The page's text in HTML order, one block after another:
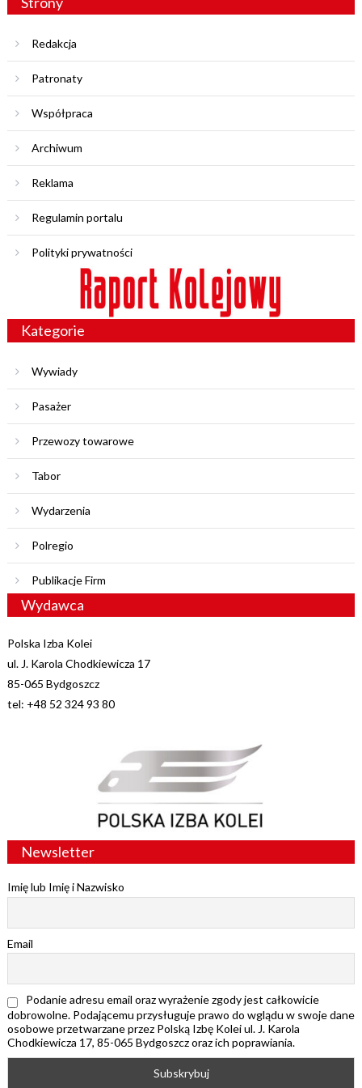
Redakcja
Patronaty
Współpraca
Archiwum
Reklama
Regulamin portalu
Polityki prywatności
Kategorie
Wywiady
Pasażer
Przewozy towarowe
Tabor
Wydarzenia
Polregio
Publikacje Firm
Wydawca
Polska Izba Kolei
ul. J. Karola Chodkiewicza 17
85-065 Bydgoszcz
tel: +48 52 324 93 80
Newsletter
Imię lub Imię i Nazwisko
Email
Podanie adresu email oraz wyrażenie zgody jest całkowicie
dobrowolne. Podającemu przysługuje prawo do wglądu w swoje dane
osobowe przetwarzane przez Polską Izbę Kolei ul. J. Karola
Chodkiewicza 17, 85-065 Bydgoszcz oraz ich poprawiania.